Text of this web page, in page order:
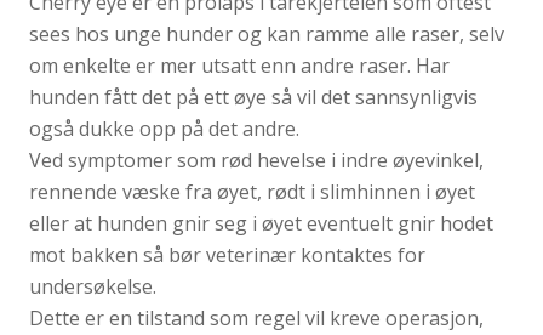
sees hos unge hunder og kan ramme alle raser, selv
om enkelte er mer utsatt enn andre raser. Har
hunden fått det på ett øye så vil det sannsynligvis
også dukke opp på det andre.
Ved symptomer som rød hevelse i indre øyevinkel,
rennende væske fra øyet, rødt i slimhinnen i øyet
eller at hunden gnir seg i øyet eventuelt gnir hodet
mot bakken så bør veterinær kontaktes for
undersøkelse.
Dette er en tilstand som regel vil kreve operasjon,